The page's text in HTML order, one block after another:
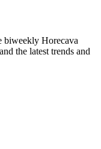
biweekly Horecava
the latest trends and